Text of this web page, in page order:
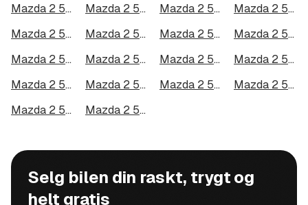
Mazda 2 5-dørs i Bodø
Mazda 2 5-dørs i Arendal Mazda 2 5-dørs i Hamar
Mazda 2 5-dørs i Larvik
Mazda 2 5-dørs i Halden
Mazda 2 5-dørs i Lillehammer Mazda 2 5-dørs i Molde
Mazda 2 5-dørs i Kongsberg
Mazda 2 5-dørs i Harstad
Mazda 2 5-dørs i Gjøvik Mazda 2 5-dørs i Sarpsborg
Mazda 2 5-dørs i Sandefjord
Mazda 2 5-dørs i Kristiansund
Mazda 2 5-dørs i Tromsdalen Mazda 2 5-dørs i Narvik
Mazda 2 5-dørs i Steinkjer
Mazda 2 5-dørs i Haugesund
Mazda 2 5-dørs i Alta
Selg bilen din raskt, trygt og
helt gratis